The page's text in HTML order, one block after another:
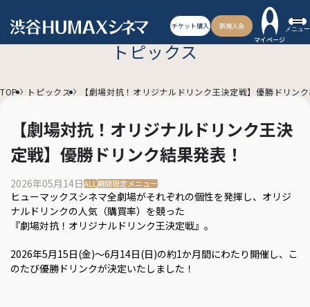
チケット購入
新規入会
マイページ
メニュー
トピックス
TOP トピックス 【劇場対抗！オリジナルドリンク王決定戦】優勝ドリン
【劇場対抗！オリジナルドリンク王決
定戦】優勝ドリンク結果発表！
2026年05月14日ALL期間限定メニュー
ヒューマックスシネマ全劇場がそれぞれの個性を発揮し、オリジ
ナルドリンクの人気（購買率）を競った
『劇場対抗！オリジナルドリンク王決定戦』。
2026年5月15日(金)～6月14日(日)の約1か月間にわたり開催し、こ
のたび優勝ドリンクが決定いたしました！